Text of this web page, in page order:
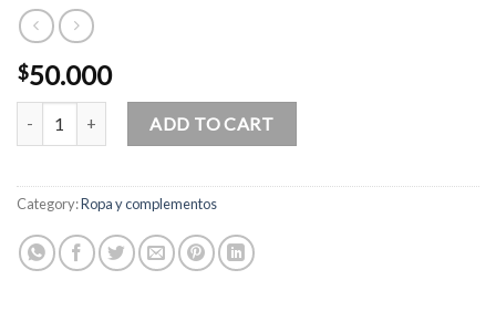
$50.000
Maleta V-Bag tamaño S quantity
ADD TO CART
Category:Ropa y complementos